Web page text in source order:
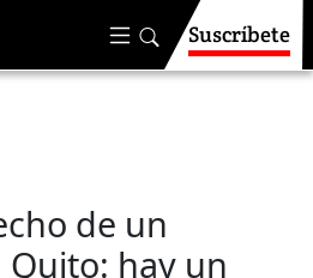
Suscríbete
de un
hay un